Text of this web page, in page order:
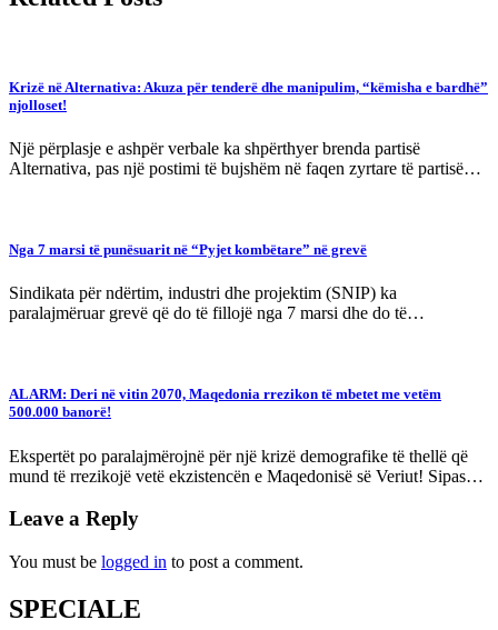
Krizë në Alternativa: Akuza për tenderë dhe manipulim, “këmisha e bardhë”
njolloset!
Një përplasje e ashpër verbale ka shpërthyer brenda partisë
Alternativa, pas një postimi të bujshëm në faqen zyrtare të partisë…
Nga 7 marsi të punësuarit në “Pyjet kombëtare” në grevë
Sindikata për ndërtim, industri dhe projektim (SNIP) ka
paralajmëruar grevë që do të fillojë nga 7 marsi dhe do të…
ALARM: Deri në vitin 2070, Maqedonia rrezikon të mbetet me vetëm
500.000 banorë!
Ekspertët po paralajmërojnë për një krizë demografike të thellë që
mund të rrezikojë vetë ekzistencën e Maqedonisë së Veriut! Sipas…
Leave a Reply
You must be logged in to post a comment.
SPECIALE